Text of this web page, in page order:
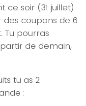
ce soir (31 juillet)
coupons de 6
pourras
de demain,
tu as 2
: